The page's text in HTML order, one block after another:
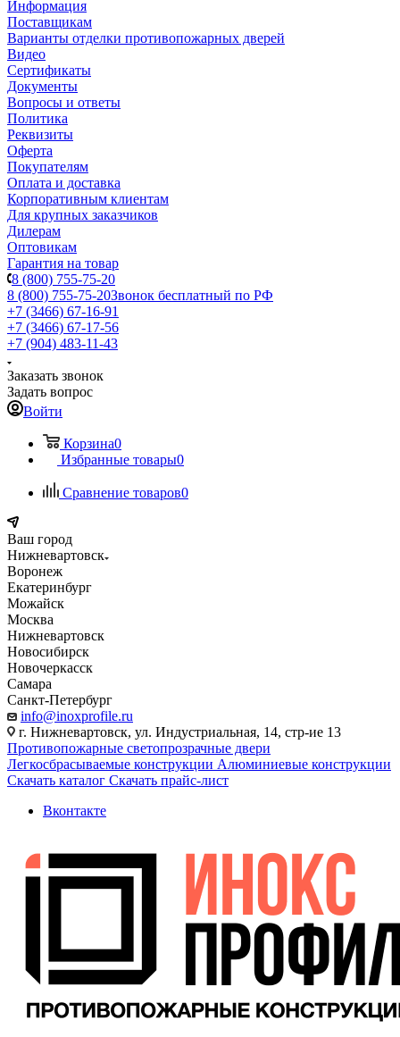
Информация
Поставщикам
Варианты отделки противопожарных дверей
Видео
Сертификаты
Документы
Вопросы и ответы
Политика
Реквизиты
Оферта
Покупателям
Оплата и доставка
Корпоративным клиентам
Для крупных заказчиков
Дилерам
Оптовикам
Гарантия на товар
8 (800) 755-75-20
8 (800) 755-75-20Звонок бесплатный по РФ
+7 (3466) 67-16-91
+7 (3466) 67-17-56
+7 (904) 483-11-43
Заказать звонок
Задать вопрос
Войти
Корзина0
Избранные товары0
Сравнение товаров0
Ваш город
Нижневартовск
Воронеж
Екатеринбург
Можайск
Москва
Нижневартовск
Новосибирск
Новочеркасск
Самара
Санкт-Петербург
info@inoxprofile.ru
г. Нижневартовск, ул. Индустриальная, 14, стр-ие 13
Противопожарные светопрозрачные двери
Легкосбрасываемые конструкции Алюминиевые конструкции
Скачать каталог Скачать прайс-лист
Вконтакте